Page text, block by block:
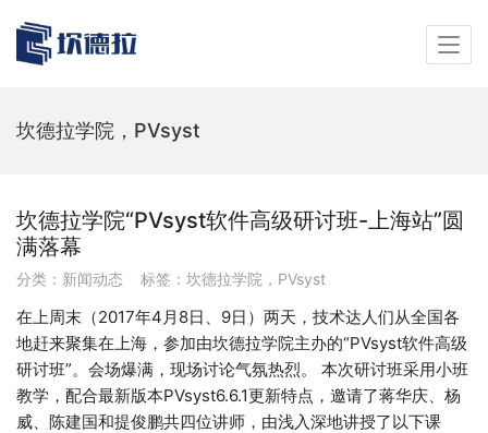
坎德拉学院，PVsyst
坎德拉学院“PVsyst软件高级研讨班-上海站”圆
满落幕
分类： 新闻动态 标签： 坎德拉学院，PVsyst
在上周末（2017年4月8日、9日）两天，技术达人们从全国各
地赶来聚集在上海，参加由坎德拉学院主办的“PVsyst软件高级
研讨班”。会场爆满，现场讨论气氛热烈。 本次研讨班采用小班
教学，配合最新版本PVsyst6.6.1更新特点，邀请了蒋华庆、杨
威、陈建国和提俊鹏共四位讲师，由浅入深地讲授了以下课